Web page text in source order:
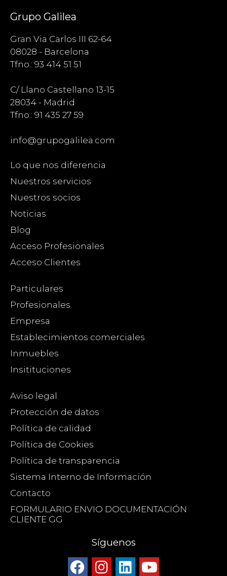
Grupo Galilea
Gran Via Carlos III 62-64
08028 - Barcelona
Tfno.: 93 414 51 51
C/ Llano Castellano 13-15
28034 - Madrid
Tfno.: 91 435 27 59
info@grupogalilea.com
Lo que nos diferencia
Nuestros servicios
Nuestros socios
Noticias
Blog
Acceso Profesionales
Acceso Clientes
Particulares
Profesionales
Empresa
Establecimientos comerciales
Inmuebles
Insitituciones
Aviso legal
Protección de datos
Política de calidad
Política de Cookies
Política de transparencia
Sistema Interno de Información
Contacto
FORMULARIO ENVIO DOCUMENTACIÓN
CLIENTE GG
Síguenos